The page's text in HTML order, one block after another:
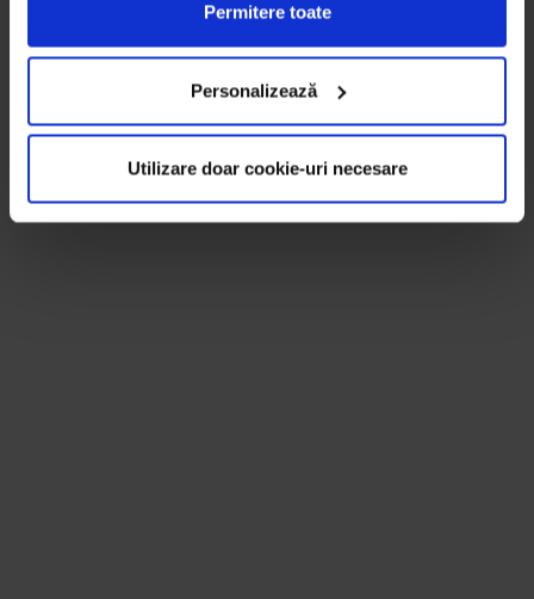
Permitere toate
Personalizează
Utilizare doar cookie-uri necesare